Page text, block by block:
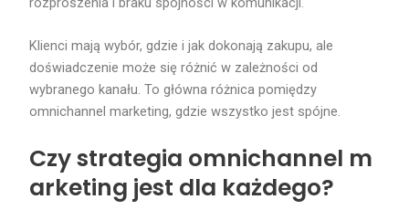
Klienci mają wybór, gdzie i jak dokonają zakupu, ale
doświadczenie może się różnić w zależności od
wybranego kanału. To główna różnica pomiędzy
omnichannel marketing, gdzie wszystko jest spójne.
Czy strategia omnichannel m
arketing jest dla każdego?